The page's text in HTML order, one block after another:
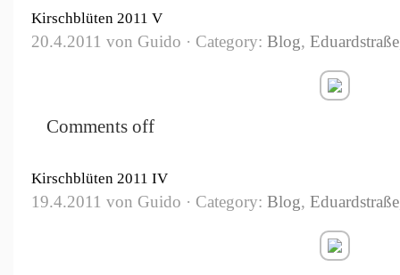
Kirschblüten 2011 V
20.4.2011 von Guido · Category: Blog, Eduardstraße
Comments off
Kirschblüten 2011 IV
19.4.2011 von Guido · Category: Blog, Eduardstraße